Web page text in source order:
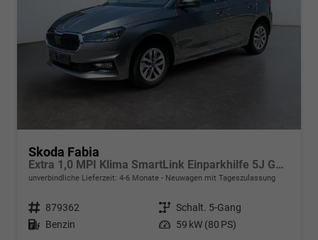
Skoda Fabia
Extra 1,0 MPI Klima SmartLink Einparkhilfe 5J Garantie LED Scheinwerfer Bluetooth
unverbindliche Lieferzeit: 4-6 Monate Neuwagen mit Tageszulassung
Fahrzeugnr. 879362 Getriebe Schalt. 5-Gang
Kraftstoff Benzin Leistung 59 kW (80 PS)